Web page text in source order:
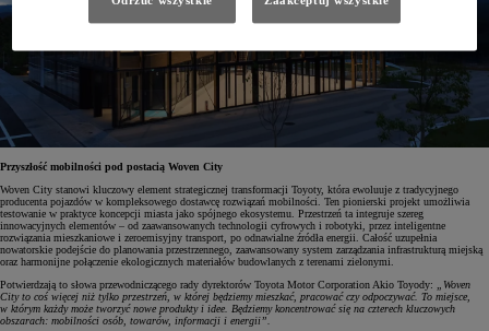
Przyszłość mobilności pod postacią Woven City
Woven City stanowi kluczowy element strategicznej transformacji Toyoty, która ewoluuje z tradycyjnego
producenta pojazdów w kompleksowego dostawcę rozwiązań mobilności. Ten pionierski projekt umożliwia
testowanie w praktyce koncepcji miasta jako spójnego ekosystemu. Przestrzeń ta integruje szereg
innowacyjnych elementów – od zaawansowanych technologii cyfrowych i robotyki, przez inteligentne
rozwiązania mieszkaniowe i zeroemisyjny transport, po odnawialne źródła energii. Całość uzupełnia
nowatorskie podejście do planowania przestrzennego, zaawansowany system zarządzania infrastrukturą miejską
oraz harmonijne połączenie ekologicznych materiałów budowlanych z terenami zielonymi.
Potwierdzają to słowa przewodniczącego rady dyrektorów Toyota Motor Corporation Akio Toyody: „Woven
City to coś więcej niż tylko przestrzeń, w której będziemy mieszkać, pracować czy odpoczywać. To miejsce,
w którym każdy może tworzyć nowe produkty i idee. Będziemy koncentrować się na czterech kluczowych
obszarach: mobilności osób, towarów, informacji i energii”.